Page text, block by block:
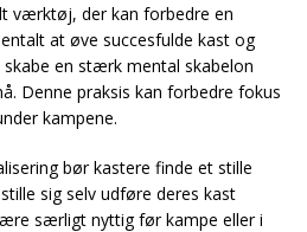
værktøj, der kan forbedre en
at øve succesfulde kast og
en stærk mental skabelon
Denne praksis kan forbedre fokus
kampene.
bør kastere finde et stille
sig selv udføre deres kast
særligt nyttig før kampe eller i